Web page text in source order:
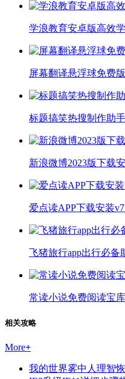
学浪教育安卓版高效
屏幕翻译悬浮球免费
标题搞笑热搜制作助
新浪微博2023版下载
爱点读APP下载安装
飞猪旅行app出行必备
常读小说免费阅读宝
相关攻略
More+
我的世界雾中人理智